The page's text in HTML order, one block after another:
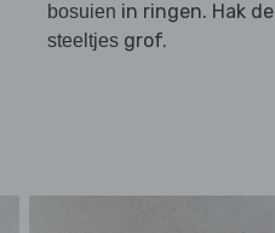
bosuien in ringen. Hak de
steeltjesgrof.